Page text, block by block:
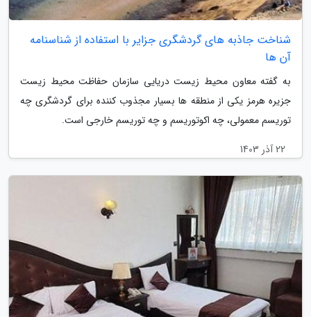
شناخت جاذبه های گردشگری جزایر با استفاده از شناسنامه
آن ها
به گفته معاون محیط زیست دریایی سازمان حفاظت محیط زیست
جزیره هرمز یکی از منطقه ها بسیار مجذوب کننده برای گردشگری چه
توریسم معمولی، چه اکوتوریسم و چه توریسم خارجی است.
22 آذر 1403